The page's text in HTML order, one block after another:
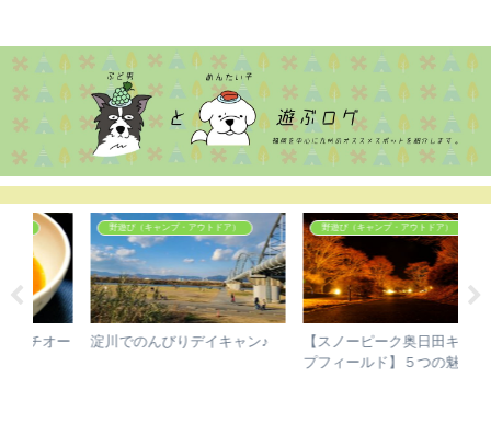
野遊び（キャンプ・アウトドア）
淀川でのんびりデイキャン♪
野遊び（キャンプ・アウトドア）
【スノーピーク奥日田キャン
プフィールド】５つの魅力で